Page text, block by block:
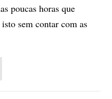
poucas horas que
sem contar com as